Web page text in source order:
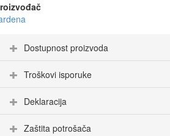
Dostupnost proizvoda
Troškovi isporuke
Deklaracija
Zaštita potrošača